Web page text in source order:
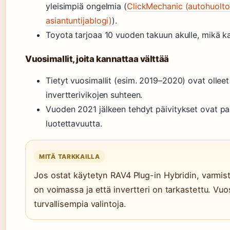
yleisimpiä ongelmia (ClickMechanic
asiantuntijablogi)).
Toyota tarjoaa 10 vuoden takuun akulle, mikä
Vuosimallit, joita kannattaa välttää
Tietyt vuosimallit (esim. 2019–2020) ovat
invertterivikojen suhteen.
Vuoden 2021 jälkeen tehdyt päivitykset ovat
luotettavuutta.
MITÄ TARKKAILLA
Jos ostat käytetyn RAV4 Plug-in Hybridin,
on voimassa ja että invertteri on tarkastettu.
turvallisempia valintoja.